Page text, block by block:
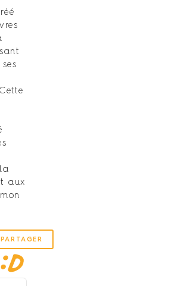
aux
PARTAGER